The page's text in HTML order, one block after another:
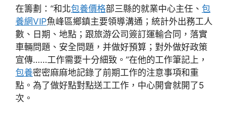
在籌劃：“和北包養價格部三縣的就業中心主任、 包
養網VIP魚峰區鄉鎮主要領導溝通；統計外出務工人
數、日期、地點；跟旅游公司簽訂運輸合同，落實
車輛問題、安全問題，并做好預算；對外做好政策
宣傳……工作需要十分細致。”在他的工作筆記上，
包養密密麻麻地記錄了前期工作的注意事項和重
點。為了做好點對點送工工作，中心開會就開了5
次。